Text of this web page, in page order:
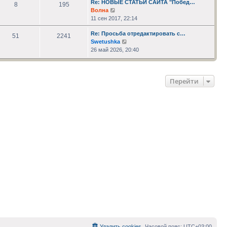
сообщению
8 195
Re: НОВЫЕ СТАТЬИ САЙТА "Побед…
Волна
к
последнему
сообщению
11 сен 2017, 22:14
51 2241
Re: Просьба отредактировать с…
Swetushka
к
последнему
26 май 2026, 20:40
Перейти